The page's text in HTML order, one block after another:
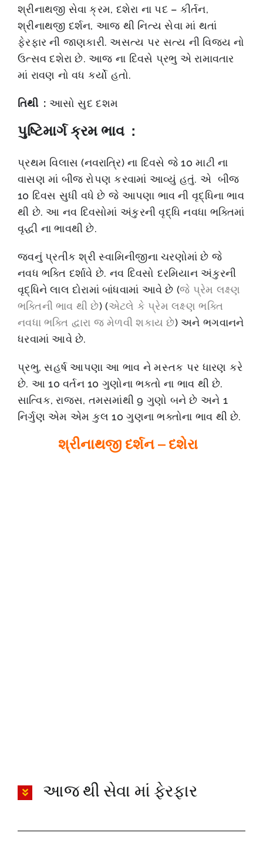
શ્રીનાથજી સેવા ક્રમ, દશેરા ના પદ – કીર્તન,
શ્રીનાથજી દર્શન, આજ થી નિત્ય સેવા માં થતાં
ફેરફાર ની જાણકારી. અસત્ય પર સત્ય ની વિજય નો
ઉત્સવ દશેરા છે. આજ ના દિવસે પ્રભુ એ રામાવતાર
માં રાવણ નો વધ કર્યો હતો.
તિથી : આસો સુદ દશમ
પુષ્ટિમાર્ગ ક્રમ ભાવ :
પ્રથમ વિલાસ (નવરાત્રિ) ના દિવસે જે 10 માટી ના
વાસણ માં બીજ રોપણ કરવામાં આવ્યું હતું. એ બીજ
10 દિવસ સુધી વધે છે જે આપણા ભાવ ની વૃદ્ધિના ભાવ
થી છે. આ નવ દિવસોમાં અંકુરની વૃદ્ધિ નવધા ભક્તિમાં
વૃદ્ધી ના ભાવથી છે.
જવનું પ્રતીક શ્રી સ્વામિનીજીના ચરણોમાં છે જે
નવધ ભક્તિ દર્શાવે છે. નવ દિવસો દરમિયાન અંકુરની
વૃદ્ધિને લાલ દોરામાં બાંધવામાં આવે છે (જે પ્રેમ લક્ષ્‍ણ
ભક્તિની ભાવ થી છે) (એટલે ​​કે પ્રેમ લક્ષ્‍ણ ભક્તિ
નવધા ભક્તિ દ્વારા જ મેળવી શકાય છે) અને ભગવાનને
ધરવામાં આવે છે.
પ્રભુ, સહર્ષ આપણા આ ભાવ ને મસ્તક પર ધારણ કરે
છે. આ 10 વર્તન 10 ગુણોના ભક્તો ના ભાવ થી છે.
સાત્વિક, રાજસ, તમસમાંથી 9 ગુણો બને છે અને 1
નિર્ગુણ એમ એમ કુલ 10 ગુણના ભક્તોના ભાવ થી છે.
શ્રીનાથજી દર્શન – દશેરા
આજ થી સેવા માં ફેરફાર